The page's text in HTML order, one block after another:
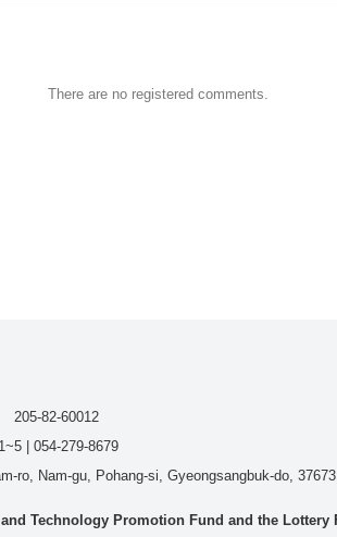
There are no registered comments.
ro, Nam-gu, Pohang-si, Gyeongsangbuk-do,
205-82-60012
| 054-279-8679
Technology Promotion Fund and the